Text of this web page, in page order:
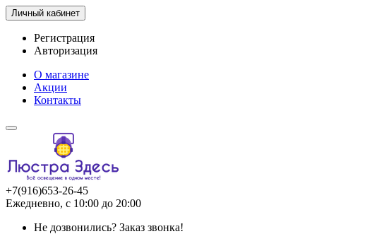
Личный кабинет
Регистрация
Авторизация
О магазине
Акции
Контакты
+7(916)653-26-45
Ежедневно, с 10:00 до 20:00
Не дозвонились? Заказ звонка!